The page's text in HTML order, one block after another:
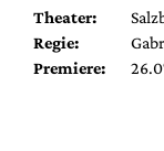
Theater:
Regie:
Premiere: